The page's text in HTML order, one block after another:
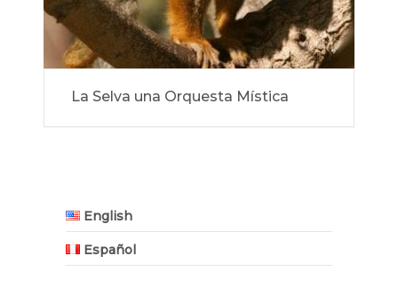
La Selva una Orquesta Mística
English
Español